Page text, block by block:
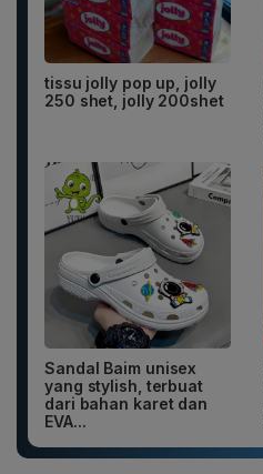
tissu jolly pop up, jolly
250 shet, jolly 200shet
Sandal Baim unisex
yang stylish, terbuat
dari bahan karet dan
EVA...